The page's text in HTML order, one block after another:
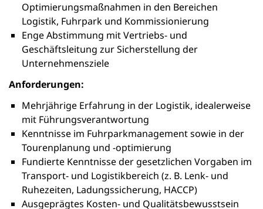
Optimierungsmaßnahmen in den Bereichen
Logistik, Fuhrpark und Kommissionierung
Enge Abstimmung mit Vertriebs- und
Geschäftsleitung zur Sicherstellung der
Unternehmensziele
Anforderungen:
Mehrjährige Erfahrung in der Logistik, idealerweise
mit Führungsverantwortung
Kenntnisse im Fuhrparkmanagement sowie in der
Tourenplanung und -optimierung
Fundierte Kenntnisse der gesetzlichen Vorgaben im
Transport- und Logistikbereich (z. B. Lenk- und
Ruhezeiten, Ladungssicherung, HACCP)
Ausgeprägtes Kosten- und Qualitätsbewusstsein